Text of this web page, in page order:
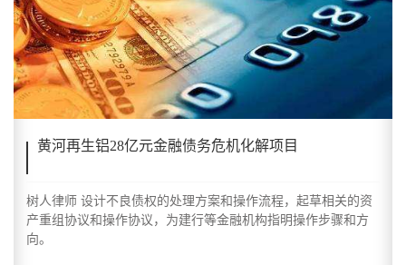
黄河再生铝28亿元金融债务危机化解项目
树人律师 设计不良债权的处理方案和操作流程，起草相关的资
产重组协议和操作协议，为建行等金融机构指明操作步骤和方
向。